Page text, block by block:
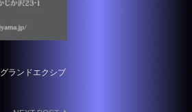
グランドエクシブ